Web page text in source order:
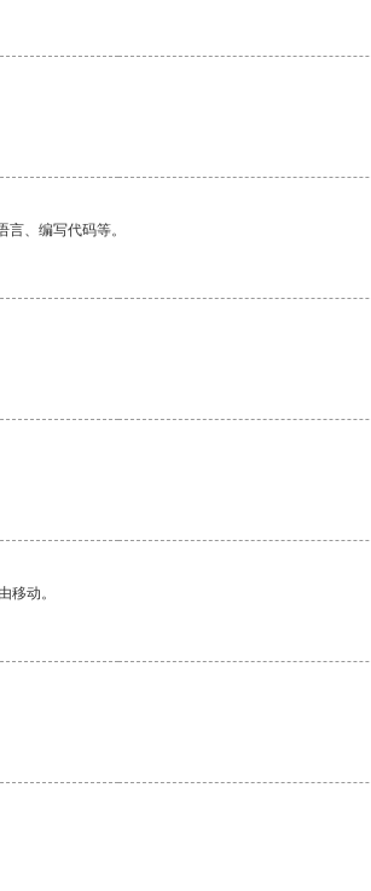
、编写代码等。
移动。